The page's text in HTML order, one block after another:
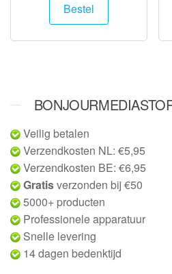
Bestel
Veilig betalen
Verzendkosten NL: €5,95
Verzendkosten BE: €6,95
Gratisverzonden bij €50
5000+ producten
Professionele apparatuur
Snelle levering
14 dagen bedenktijd